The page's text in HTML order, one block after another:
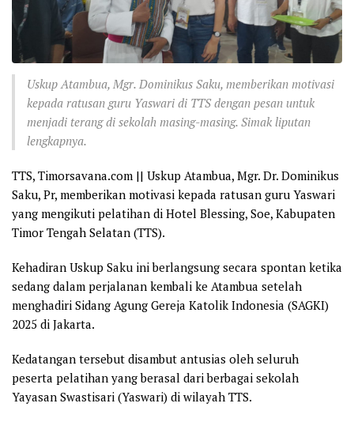
Uskup Atambua, Mgr. Dominikus Saku, memberikan motivasi
kepada ratusan guru Yaswari di TTS dengan pesan untuk
menjadi terang di sekolah masing-masing. Simak liputan
lengkapnya.
TTS, Timorsavana.com || Uskup Atambua, Mgr. Dr. Dominikus
Saku, Pr, memberikan motivasi kepada ratusan guru Yaswari
yang mengikuti pelatihan di Hotel Blessing, Soe, Kabupaten
Timor Tengah Selatan (TTS).
Kehadiran Uskup Saku ini berlangsung secara spontan ketika
sedang dalam perjalanan kembali ke Atambua setelah
menghadiri Sidang Agung Gereja Katolik Indonesia (SAGKI)
2025 di Jakarta.
Kedatangan tersebut disambut antusias oleh seluruh
peserta pelatihan yang berasal dari berbagai sekolah
Yayasan Swastisari (Yaswari) di wilayah TTS.